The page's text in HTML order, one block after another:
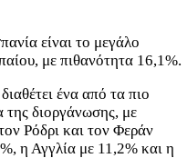
είναι το μεγάλο
με πιθανότητα 16,1%.
ένα από τα πιο
της διοργάνωσης, με
Ρόδρι και τον Φεράν
η Αγγλία με 11,2% και η